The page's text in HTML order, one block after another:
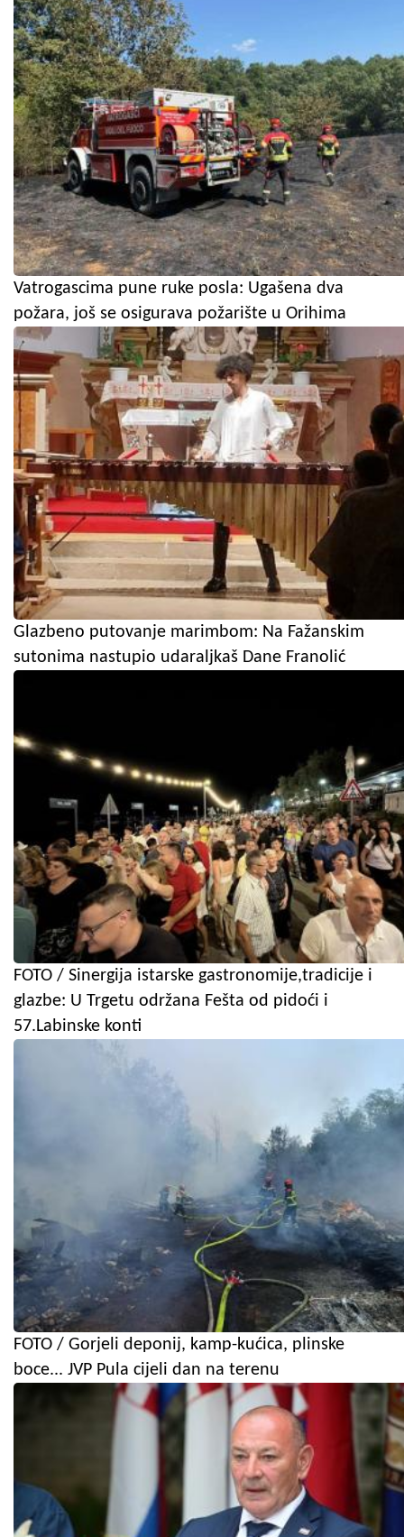
Vatrogascima pune ruke posla: Ugašena dva
požara, još se osigurava požarište u Orihima
Glazbeno putovanje marimbom: Na Fažanskim
sutonima nastupio udaraljkaš Dane Franolić
FOTO / Sinergija istarske gastronomije,tradicije i
glazbe: U Trgetu održana Fešta od pidoći i
57.Labinske konti
FOTO / Gorjeli deponij, kamp-kućica, plinske
boce... JVP Pula cijeli dan na terenu